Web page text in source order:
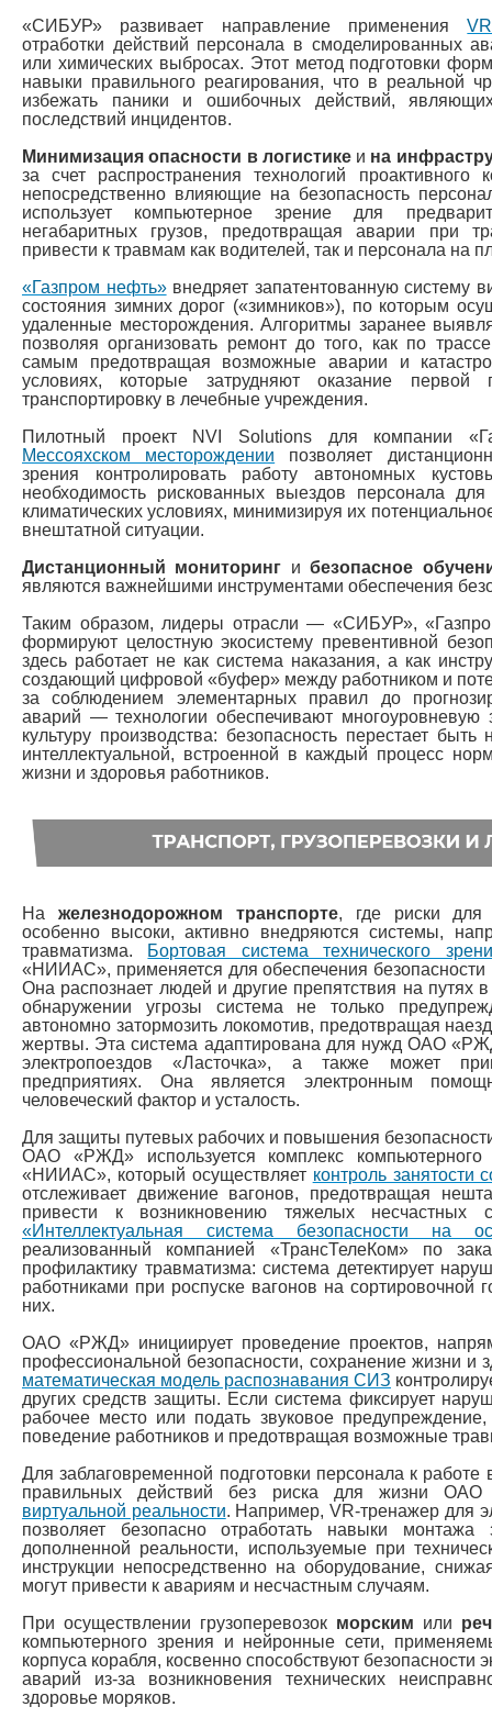
«СИБУР» развивает направление применения
отработки действий персонала в смоделированных
или химических выбросах. Этот метод подготовки
навыки правильного реагирования, что в реальной
избежать паники и ошибочных действий,
последствий инцидентов.
Минимизация опасности в логистикеи на
за счет распространения технологий
непосредственно влияющие на безопасность
использует компьютерное зрение для
негабаритных грузов, предотвращая аварии при
привести к травмам как водителей, так и персонала на
«Газпром нефть»внедряет запатентованную систему
состояния зимних дорог («зимников»), по которым
удаленные месторождения. Алгоритмы заранее
позволяя организовать ремонт до того, как по
самым предотвращая возможные аварии и
условиях, которые затрудняют оказание
транспортировку в лечебные учреждения.
Пилотный проект NVI Solutions для компании
Мессояхском месторождении позволяет
зрения контролировать работу автономных
необходимость рискованных выездов персонала
климатических условиях, минимизируя их
внештатной ситуации.
Дистанционный мониторинг ибезопасное
являются важнейшими инструментами обеспечения
Таким образом, лидеры отрасли — «СИБУР»,
формируют целостную экосистему превентивной
здесь работает не как система наказания, а как
создающий цифровой «буфер» между работником и
за соблюдением элементарных правил до
аварий — технологии обеспечивают многоуровневую
культуру производства: безопасность перестает
интеллектуальной, встроенной в каждый процесс
жизни и здоровья работников.
На железнодорожном транспорте, где риски для
особенно высоки, активно внедряются системы,
травматизма. Бортовая система технического
«НИИАС», применяется для обеспечения
Она распознает людей и другие препятствия на путях
обнаружении угрозы система не только
автономно затормозить локомотив, предотвращая
жертвы. Эта система адаптирована для нужд ОАО
электропоездов «Ласточка», а также может
предприятиях. Она является электронным
человеческий фактор и усталость.
Для защиты путевых рабочих и повышения
ОАО «РЖД» используется комплекс
«НИИАС», который осуществляет контроль занятости
отслеживает движение вагонов, предотвращая
привести к возникновению тяжелых несчастных
«Интеллектуальная система безопасности на
реализованный компанией «ТрансТелеКом» по
профилактику травматизма: система детектирует
работниками при роспуске вагонов на сортировочной
них.
ОАО «РЖД» инициирует проведение проектов,
профессиональной безопасности, сохранение жизни и
математическая модель распознавания СИЗ
других средств защиты. Если система фиксирует
рабочее место или подать звуковое
поведение работников и предотвращая возможные
Для заблаговременной подготовки персонала к работе
правильных действий без риска для жизни
виртуальной реальности. Например, VR-тренажер для
позволяет безопасно отработать навыки
дополненной реальности, используемые при
инструкции непосредственно на оборудование,
могут привести к авариям и несчастным случаям.
При осуществлении грузоперевозок морским или
компьютерного зрения и нейронные сети,
корпуса корабля, косвенно способствуют безопасности
аварий из-за возникновения технических
здоровье моряков.